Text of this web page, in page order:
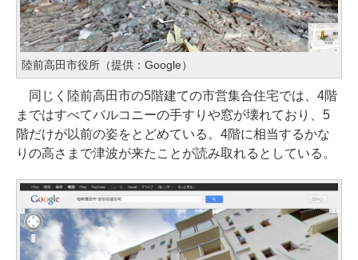
陸前高田市役所（提供：Google）
同じく陸前高田市の5階建ての市営集合住宅では、4階
まではすべてバルコニーの手すりや窓が壊れており、5
階だけが以前の姿をとどめている。4階に相当するかな
りの高さまで津波が来たことが読み取れるとしている。